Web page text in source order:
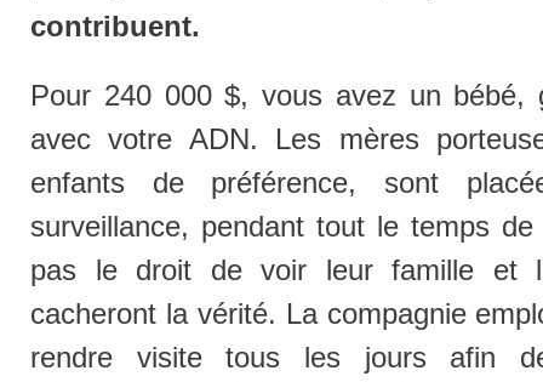
contribuent.
Pour 240 000 $, vous avez un bébé,
avec votre ADN. Les mères
enfants de préférence, sont
surveillance, pendant tout le temps
pas le droit de voir leur famille et
cacheront la vérité. La compagnie
rendre visite tous les jours afin